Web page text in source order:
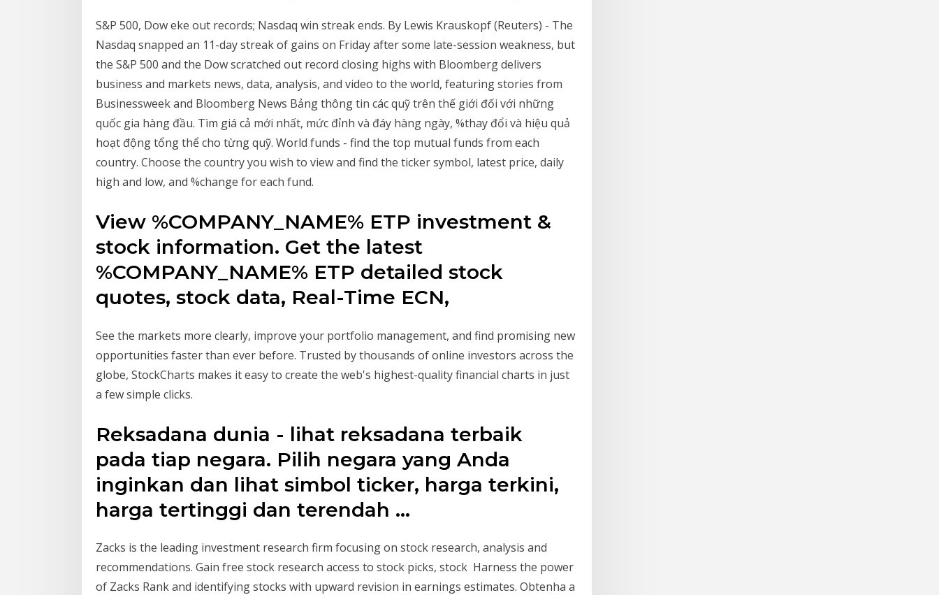
S&P 500, Dow eke out records; Nasdaq win streak ends. By Lewis Krauskopf (Reuters) - The
Nasdaq snapped an 11-day streak of gains on Friday after some late-session weakness, but
the S&P 500 and the Dow scratched out record closing highs with Bloomberg delivers
business and markets news, data, analysis, and video to the world, featuring stories from
Businessweek and Bloomberg News Bảng thông tin các quỹ trên thế giới đối với những
quốc gia hàng đầu. Tìm giá cả mới nhất, mức đỉnh và đáy hàng ngày, %thay đổi và hiệu quả
hoạt động tổng thể cho từng quỹ. World funds - find the top mutual funds from each
country. Choose the country you wish to view and find the ticker symbol, latest price, daily
high and low, and %change for each fund.
View %COMPANY_NAME% ETP investment &
stock information. Get the latest
%COMPANY_NAME% ETP detailed stock
quotes, stock data, Real-Time ECN,
See the markets more clearly, improve your portfolio management, and find promising new
opportunities faster than ever before. Trusted by thousands of online investors across the
globe, StockCharts makes it easy to create the web's highest-quality financial charts in just
a few simple clicks.
Reksadana dunia - lihat reksadana terbaik
pada tiap negara. Pilih negara yang Anda
inginkan dan lihat simbol ticker, harga terkini,
harga tertinggi dan terendah …
Zacks is the leading investment research firm focusing on stock research, analysis and
recommendations. Gain free stock research access to stock picks, stock Harness the power
of Zacks Rank and identifying stocks with upward revision in earnings estimates. Obtenha a